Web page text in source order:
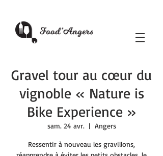
Gravel tour au cœur du
vignoble « Nature is
Bike Experience »
sam. 24 avr.
  |
Angers
Ressentir à nouveau les gravillons,